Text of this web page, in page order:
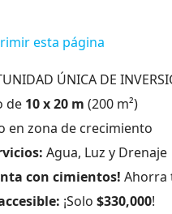
esta página
ÚNICA DE
de 10 x 20 m (200 m²)
en zona de crecimiento
Agua, Luz y Drenaje
con cimientos! Ahorra
¡Solo $330,000!